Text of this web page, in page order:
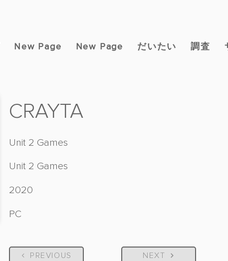
New Page New Page だいたい 調査
CRAYTA
Unit 2 Games
Unit 2 Games
2020
PC
PREVIOUS NEXT